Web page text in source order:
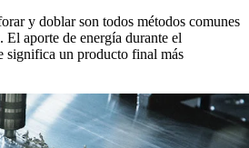
y doblar son todos métodos comunes
aporte de energía durante el
significa un producto final más